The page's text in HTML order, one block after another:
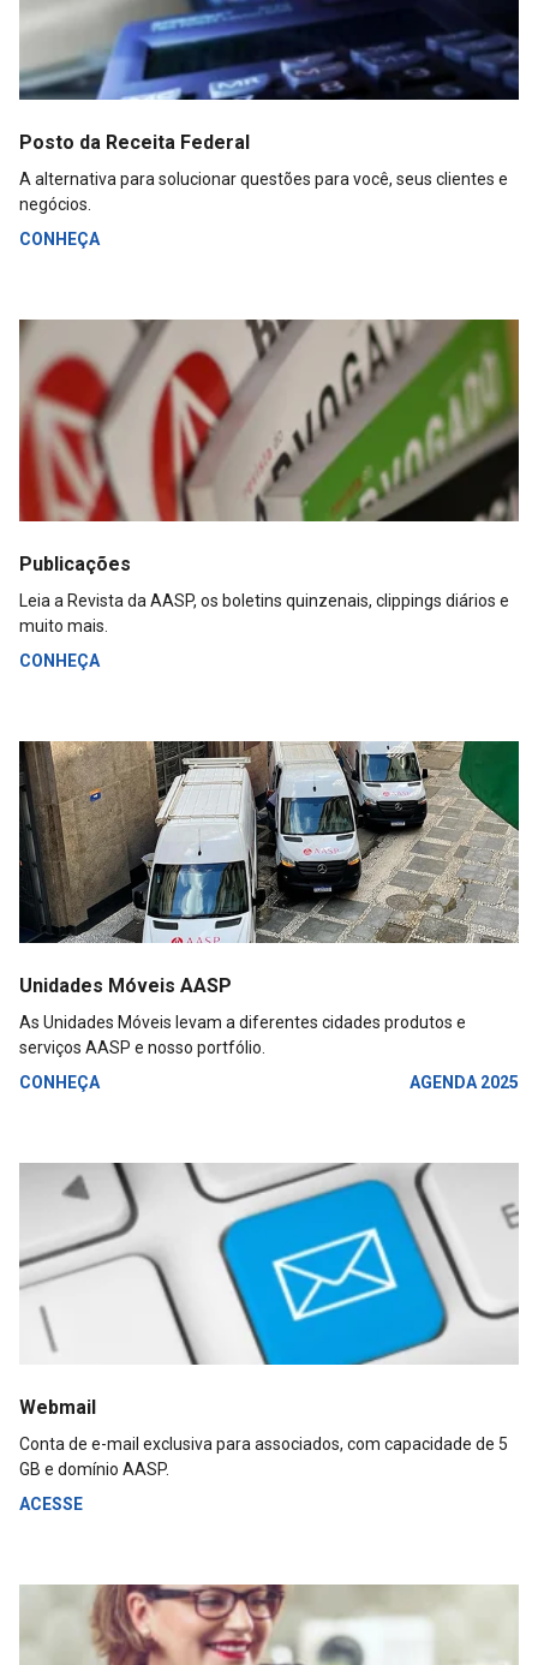
Posto da Receita Federal
A alternativa para solucionar questões para você, seus clientes e
negócios.
CONHEÇA
Publicações
Leia a Revista da AASP, os boletins quinzenais, clippings diários e
muito mais.
CONHEÇA
Unidades Móveis AASP
As Unidades Móveis levam a diferentes cidades produtos e
serviços AASP e nosso portfólio.
CONHEÇA
AGENDA 2025
Webmail
Conta de e-mail exclusiva para associados, com capacidade de 5
GB e domínio AASP.
ACESSE